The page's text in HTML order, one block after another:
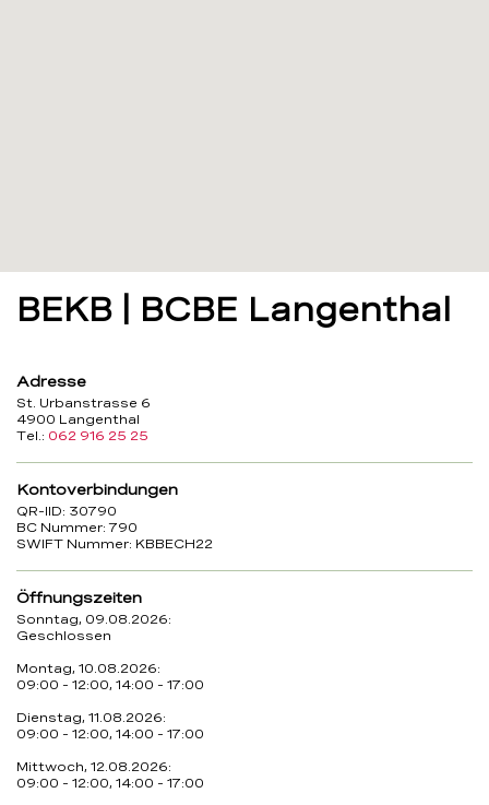
BEKB | BCBE Langenthal
Adresse
St. Urbanstrasse 6
4900 Langenthal
Tel.: 062 916 25 25
Kontoverbindungen
QR-IID: 30790
BC Nummer: 790
SWIFT Nummer: KBBECH22
Öffnungszeiten
Sonntag, 09.08.2026:
Geschlossen
Montag, 10.08.2026:
09:00 - 12:00, 14:00 - 17:00
Dienstag, 11.08.2026:
09:00 - 12:00, 14:00 - 17:00
Mittwoch, 12.08.2026:
09:00 - 12:00, 14:00 - 17:00